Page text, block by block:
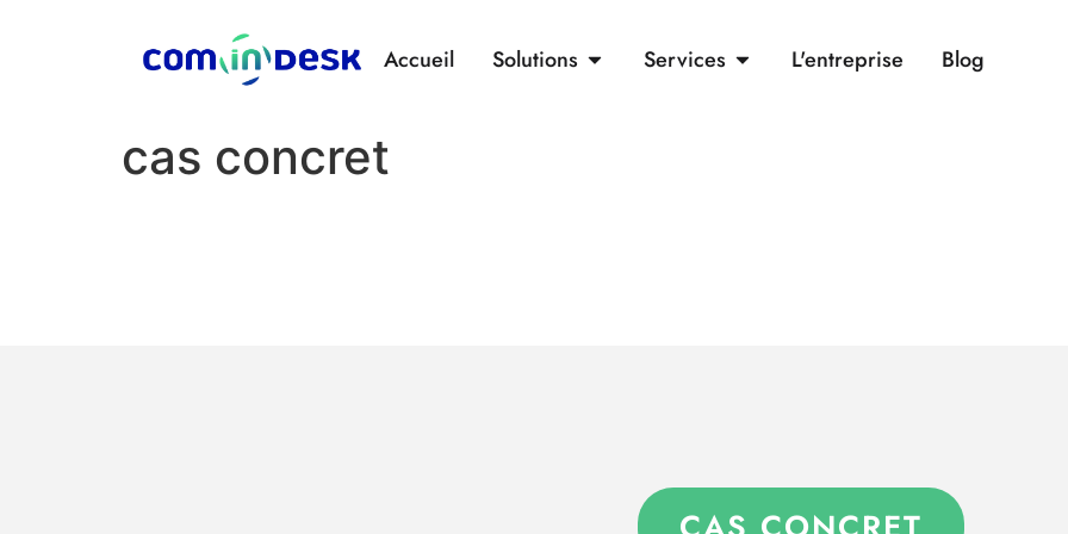
Accueil Solutions Services L'entreprise Blog
cas concret